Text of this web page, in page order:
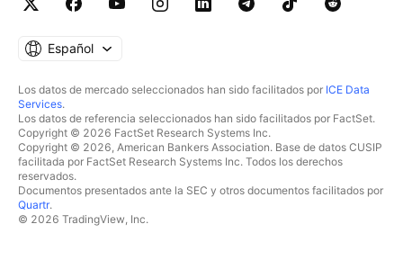
Español
Los datos de mercado seleccionados han sido facilitados por ICE Data
Services.
Los datos de referencia seleccionados han sido facilitados por FactSet.
Copyright © 2026 FactSet Research Systems Inc.
Copyright © 2026, American Bankers Association. Base de datos CUSIP
facilitada por FactSet Research Systems Inc. Todos los derechos
reservados.
Documentos presentados ante la SEC y otros documentos facilitados por
Quartr.
© 2026 TradingView, Inc.